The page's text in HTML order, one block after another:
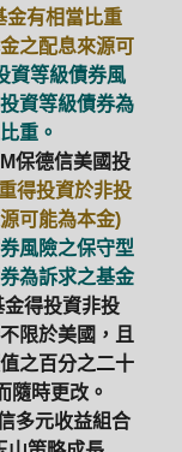
金有相當比重
之配息來源可
資等級債券風
資等級債券為
重。
保德信美國投
得投資於非投
可能為本金)
風險之保守型
為訴求之基金
金得投資非投
限於美國，且
之百分之二十
隨時更改。
多元收益組合